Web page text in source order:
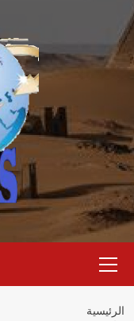
تخطي
إلى
المحتوى
الرئيسية
الرئيسية